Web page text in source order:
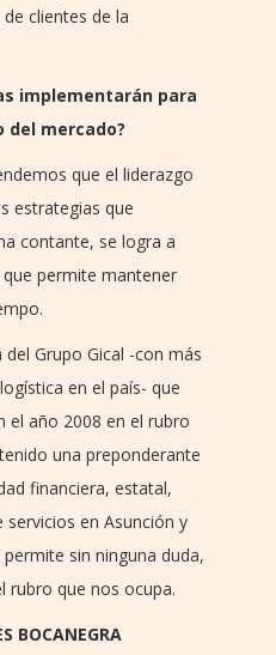
clientes de la
implementarán para
mercado?
que el liderazgo
estrategias que
contante, se logra a
permite mantener
Grupo Gical -con más
en el país- que
el año 2008 en el rubro
una preponderante
financiera, estatal,
en Asunción y
sin ninguna duda,
rubro que nos ocupa.
BOCANEGRA